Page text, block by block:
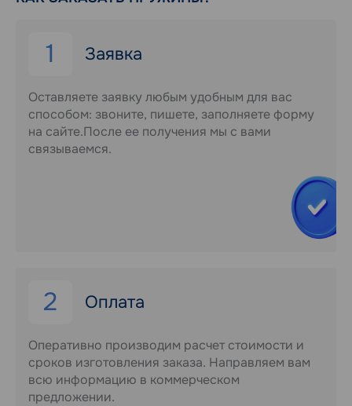
1 Заявка
Оставляете заявку любым удобным для вас
способом: звоните, пишете, заполняете форму
на сайте.После ее получения мы с вами
связываемся.
2 Оплата
Оперативно производим расчет стоимости и
сроков изготовления заказа. Направляем вам
всю информацию в коммерческом
предложении.